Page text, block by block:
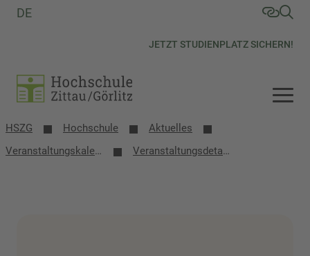
JETZT STUDIENPLATZ SICHERN!
DE
HSZG Hochschule
Aktuelles
Veranstaltungs­kalender
Veranstaltungsdetails